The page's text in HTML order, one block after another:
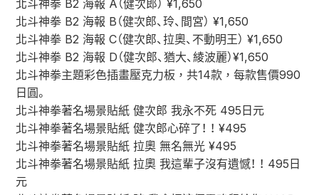
北斗神拳 B2 海報 A（健次郎） ¥1,650
北斗神拳 B2 海報 B（健次郎、玲、間宮） ¥1,650
北斗神拳 B2 海報 C（健次郎、拉奧、不動明王） ¥1,650
北斗神拳 B2 海報 D（健次郎、猶大、綾波麗）¥1,650
北斗神拳主題彩色插畫壓克力板，共14款，每款售價990
日圓。
北斗神拳著名場景貼紙 健次郎 我永不死 495日元
北斗神拳著名場景貼紙 健次郎心碎了！ ！ ¥495
北斗神拳著名場景貼紙 拉奧 無名無光 ¥495
北斗神拳著名場景貼紙 拉奧 我這輩子沒有遺憾！ ！ 495日
元